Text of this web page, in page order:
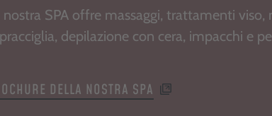
nostra SPA offre massaggi, trattamenti
depilazione con cera, impacchi e
DELLA NOSTRA SPA